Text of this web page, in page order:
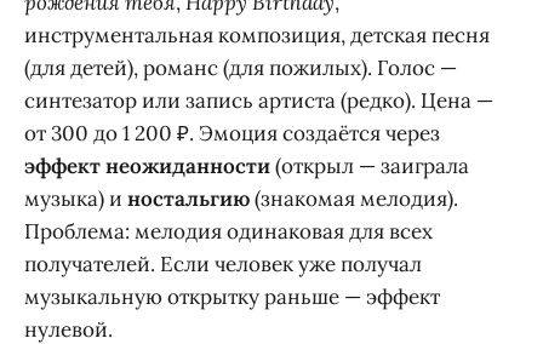
инструментальная композиция, детская песня
(для детей), романс (для пожилых). Голос —
синтезатор или запись артиста (редко). Цена —
от 300 до 1 200 ₽. Эмоция создаётся через
эффект неожиданности(открыл — заиграла
музыка) и ностальгию(знакомая мелодия).
Проблема: мелодия одинаковая для всех
получателей. Если человек уже получал
музыкальную открытку раньше — эффект
нулевой.